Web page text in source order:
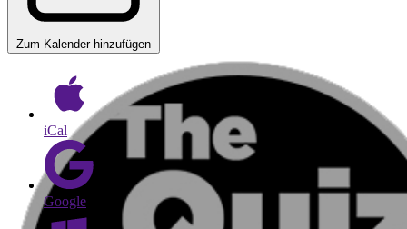
Zum Kalender hinzufügen
iCal
Google